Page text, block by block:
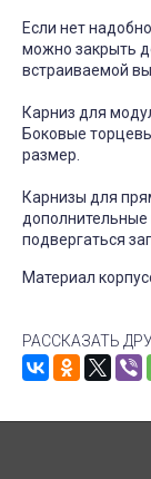
Если нет
можно закрыть
встраиваемой
Карниз для
Боковые
размер.
Карнизы для
подвергаться
Материал
РАССКАЗАТЬ